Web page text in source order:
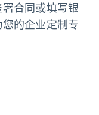
合同或填写银
的企业定制专